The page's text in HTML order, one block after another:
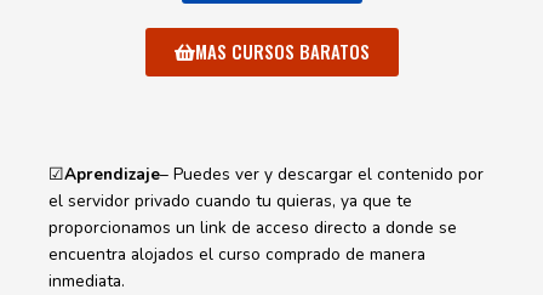
MAS CURSOS BARATOS
☑Aprendizaje– Puedes ver y descargar el contenido por
el servidor privado cuando tu quieras, ya que te
proporcionamos un link de acceso directo a donde se
encuentra alojados el curso comprado de manera
inmediata.